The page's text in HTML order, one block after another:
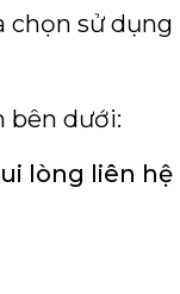
chọn sử dụng
bên dưới:
lòng liên hệ